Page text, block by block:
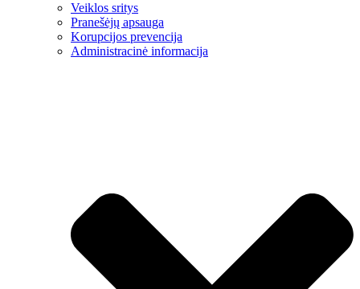
Veiklos sritys
Pranešėjų apsauga
Korupcijos prevencija
Administracinė informacija